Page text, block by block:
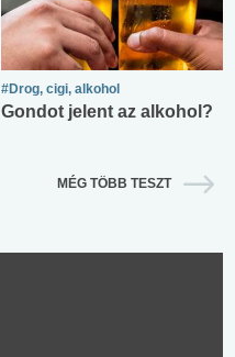
#Drog, cigi, alkohol
Gondot jelent az alkohol?
MÉG TÖBB TESZT